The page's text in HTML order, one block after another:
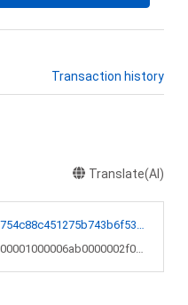
Transaction history
Translate(AI)
0x000000000001000006ab0000002f04f6